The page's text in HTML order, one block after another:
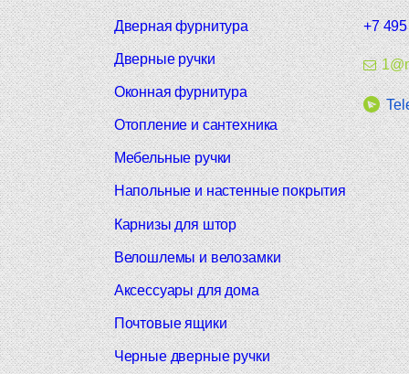
+7
Дверная фурнитура
Дверные ручки
Оконная фурнитура
Отопление и сантехника
Мебельные ручки
Напольные и настенные покрытия
Карнизы для штор
Велошлемы и велозамки
Аксессуары для дома
Почтовые ящики
Черные дверные ручки